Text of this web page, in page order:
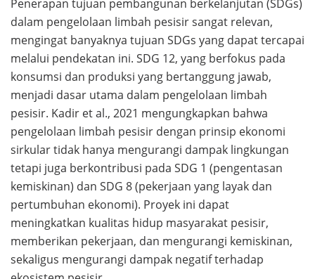
Penerapan tujuan pembangunan berkelanjutan (SDGs)
dalam pengelolaan limbah pesisir sangat relevan,
mengingat banyaknya tujuan SDGs yang dapat tercapai
melalui pendekatan ini. SDG 12, yang berfokus pada
konsumsi dan produksi yang bertanggung jawab,
menjadi dasar utama dalam pengelolaan limbah
pesisir. Kadir et al., 2021 mengungkapkan bahwa
pengelolaan limbah pesisir dengan prinsip ekonomi
sirkular tidak hanya mengurangi dampak lingkungan
tetapi juga berkontribusi pada SDG 1 (pengentasan
kemiskinan) dan SDG 8 (pekerjaan yang layak dan
pertumbuhan ekonomi). Proyek ini dapat
meningkatkan kualitas hidup masyarakat pesisir,
memberikan pekerjaan, dan mengurangi kemiskinan,
sekaligus mengurangi dampak negatif terhadap